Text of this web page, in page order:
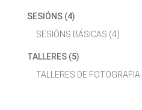
SESIÓNS (4)
SESIÓNS BÁSICAS (4)
TALLERES (5)
TALLERES DE FOTOGRAFIA